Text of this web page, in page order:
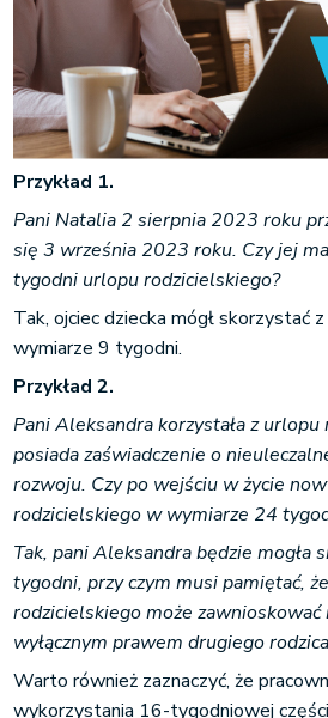
Przykład 1.
Pani Natalia 2 sierpnia 2023 roku
się 3 września 2023 roku. Czy jej
tygodni urlopu rodzicielskiego?
Tak, ojciec dziecka mógł
wymiarze 9 tygodni.
Przykład 2.
Pani Aleksandra korzystała z
posiada zaświadczenie o
rozwoju. Czy po wejściu w życie
rodzicielskiego w wymiarze 24
Tak, pani Aleksandra będzie
tygodni, przy czym musi pamiętać,
rodzicielskiego może
wyłącznym prawem drugiego
Warto również zaznaczyć, że
wykorzystania 16-tygodniowej